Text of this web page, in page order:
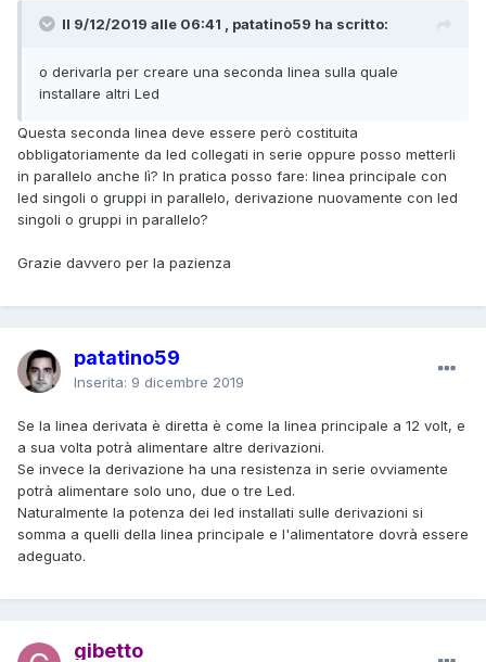
Il 9/12/2019 alle 06:41 , patatino59 ha scritto:
o derivarla per creare una seconda linea sulla quale
installare altri Led
Questa seconda linea deve essere però costituita
obbligatoriamente da led collegati in serie oppure posso metterli
in parallelo anche lì? In pratica posso fare: linea principale con
led singoli o gruppi in parallelo, derivazione nuovamente con led
singoli o gruppi in parallelo?
Grazie davvero per la pazienza
patatino59
Inserita: 9 dicembre 2019
Se la linea derivata è diretta è come la linea principale a 12 volt, e
a sua volta potrà alimentare altre derivazioni.
Se invece la derivazione ha una resistenza in serie ovviamente
potrà alimentare solo uno, due o tre Led.
Naturalmente la potenza dei led installati sulle derivazioni si
somma a quelli della linea principale e l'alimentatore dovrà essere
adeguato.
gibetto